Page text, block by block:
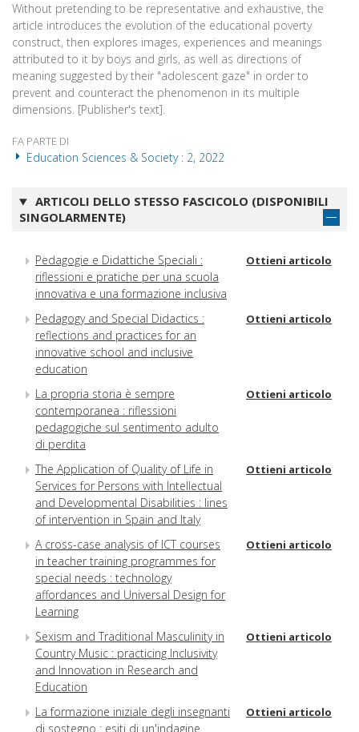
Without pretending to be representative and exhaustive, the
article introduces the evolution of the educational poverty
construct, then explores images, experiences and meanings
attributed to it by boys and girls, as well as directions of
meaning suggested by their "adolescent gaze" in order to
prevent and counteract the phenomenon in its multiple
dimensions. [Publisher's text].
FA PARTE DI
Education Sciences & Society : 2, 2022
ARTICOLI DELLO STESSO FASCICOLO (DISPONIBILI
SINGOLARMENTE)
Pedagogie e Didattiche Speciali :
riflessioni e pratiche per una scuola
innovativa e una formazione inclusiva
Ottieni articolo
Pedagogy and Special Didactics :
reflections and practices for an
innovative school and inclusive
education
Ottieni articolo
La propria storia è sempre
contemporanea : riflessioni
pedagogiche sul sentimento adulto
di perdita
Ottieni articolo
The Application of Quality of Life in
Services for Persons with Intellectual
and Developmental Disabilities : lines
of intervention in Spain and Italy
Ottieni articolo
A cross-case analysis of ICT courses
in teacher training programmes for
special needs : technology
affordances and Universal Design for
Learning
Ottieni articolo
Sexism and Traditional Masculinity in
Country Music : practicing Inclusivity
and Innovation in Research and
Education
Ottieni articolo
La formazione iniziale degli insegnanti
di sostegno : esiti di un'indagine
Ottieni articolo